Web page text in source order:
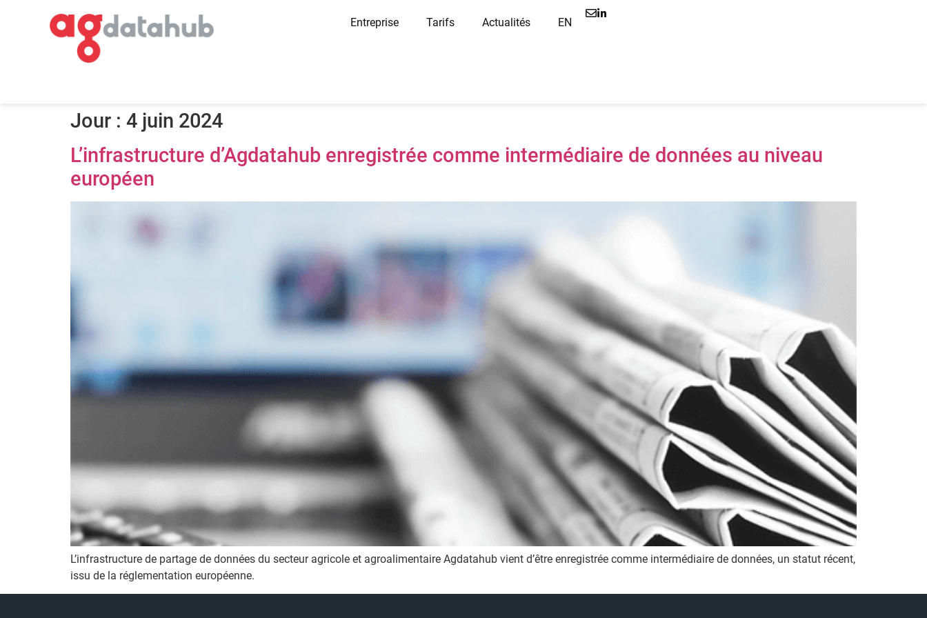
Entreprise Tarifs Actualités EN
Jour : 4 juin 2024
L’infrastructure d’Agdatahub enregistrée comme intermédiaire de données au niveau
européen
L’infrastructure de partage de données du secteur agricole et agroalimentaire Agdatahub vient d’être enregistrée comme intermédiaire de données, un statut récent,
issu de la réglementation européenne.